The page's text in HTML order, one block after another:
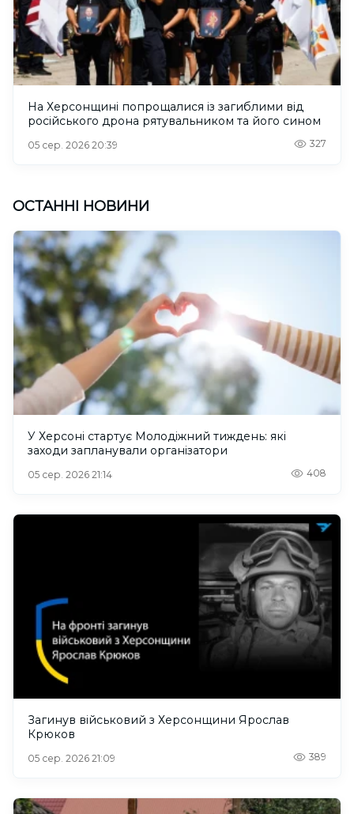
На Херсонщині попрощалися із загиблими від
російського дрона рятувальником та його сином
05 сер. 2026 20:39 327
ОСТАННІ НОВИНИ
У Херсоні стартує Молодіжний тиждень: які
заходи запланували організатори
05 сер. 2026 21:14 408
Загинув військовий з Херсонщини Ярослав
Крюков
05 сер. 2026 21:09 389